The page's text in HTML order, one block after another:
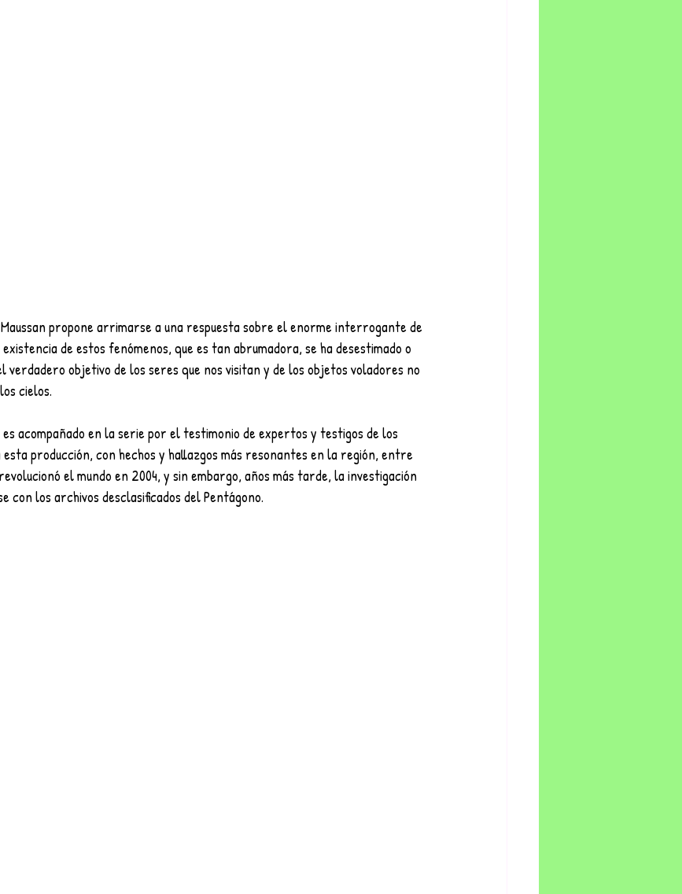
de estos fenómenos, que es tan abrumadora, se ha desestimado o
verdadero objetivo de los seres que nos visitan y de los objetos voladores no
cielos.
es acompañado en la serie por el testimonio de expertos y testigos de los
producción, con hechos y hallazgos más resonantes en la región, entre
el mundo en 2004, y sin embargo, años más tarde, la investigación
los archivos desclasificados del Pentágono.